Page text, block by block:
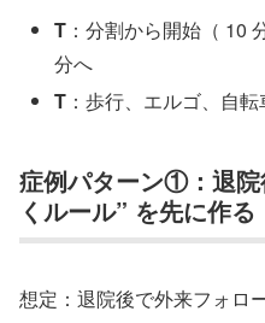
T ：分割から開始（ 10
分へ
T ：歩行、エルゴ、自
症例パターン①：退
くルール” を先に作る
想定：退院後で外来フォロ